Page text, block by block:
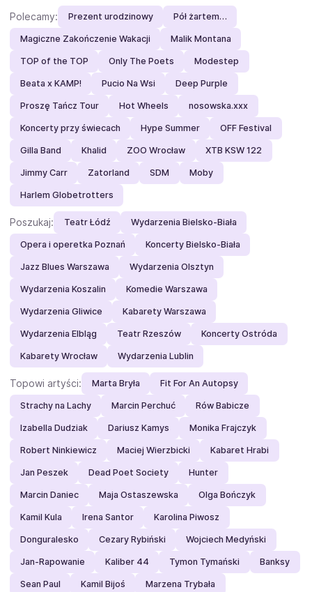
Polecamy: Prezent urodzinowy Pół żartem…
Magiczne Zakończenie Wakacji Malik Montana
TOP of the TOP Only The Poets Modestep
Beata x KAMP! Pucio Na Wsi Deep Purple
Proszę Tańcz Tour Hot Wheels nosowska.xxx
Koncerty przy świecach Hype Summer OFF Festival
Gilla Band Khalid ZOO Wrocław XTB KSW 122
Jimmy Carr Zatorland SDM Moby
Harlem Globetrotters
Poszukaj: Teatr Łódź Wydarzenia Bielsko-Biała
Opera i operetka Poznań Koncerty Bielsko-Biała
Jazz Blues Warszawa Wydarzenia Olsztyn
Wydarzenia Koszalin Komedie Warszawa
Wydarzenia Gliwice Kabarety Warszawa
Wydarzenia Elbląg Teatr Rzeszów Koncerty Ostróda
Kabarety Wrocław Wydarzenia Lublin
Topowi artyści: Marta Bryła Fit For An Autopsy
Strachy na Lachy Marcin Perchuć Rów Babicze
Izabella Dudziak Dariusz Kamys Monika Frajczyk
Robert Ninkiewicz Maciej Wierzbicki Kabaret Hrabi
Jan Peszek Dead Poet Society Hunter
Marcin Daniec Maja Ostaszewska Olga Bończyk
Kamil Kula Irena Santor Karolina Piwosz
Donguralesko Cezary Rybiński Wojciech Medyński
Jan-Rapowanie Kaliber 44 Tymon Tymański Banksy
Sean Paul Kamil Bijoś Marzena Trybała